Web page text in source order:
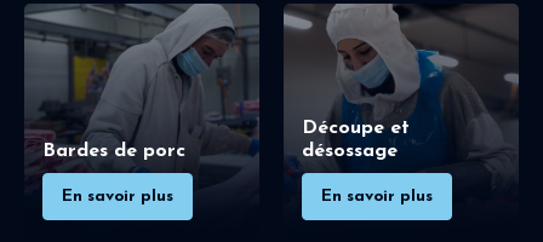
Bardes de porc
En savoir plus
Découpe et
désossage
En savoir plus